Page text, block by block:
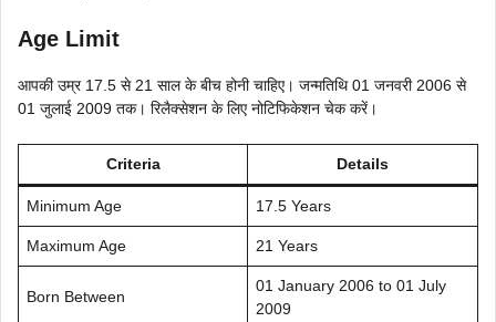
Age Limit
आपकी उम्र 17.5 से 21 साल के बीच होनी चाहिए। जन्मतिथि 01 जनवरी 2006 से
01 जुलाई 2009 तक। रिलैक्सेशन के लिए नोटिफिकेशन चेक करें।
Criteria Details
Minimum Age 17.5 Years
Maximum Age 21 Years
Born Between
01 January 2006 to 01 July
2009